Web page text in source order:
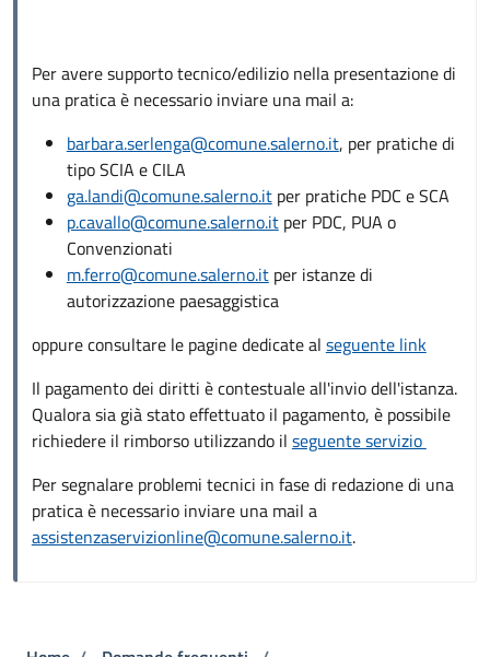
Per avere supporto tecnico/edilizio nella presentazione di
una pratica è necessario inviare una mail a:
barbara.serlenga@comune.salerno.it, per pratiche di
tipo SCIA e CILA
ga.landi@comune.salerno.itper pratiche PDC e SCA
p.cavallo@comune.salerno.itper PDC, PUA o
Convenzionati
m.ferro@comune.salerno.itper istanze di
autorizzazione paesaggistica
oppure consultare le pagine dedicate al seguente link
Il pagamento dei diritti è contestuale all'invio dell'istanza.
Qualora sia già stato effettuato il pagamento, è possibile
richiedere il rimborso utilizzando il seguente servizio
Per segnalare problemi tecnici in fase di redazione di una
pratica è necessario inviare una mail a
assistenzaservizionline@comune.salerno.it.